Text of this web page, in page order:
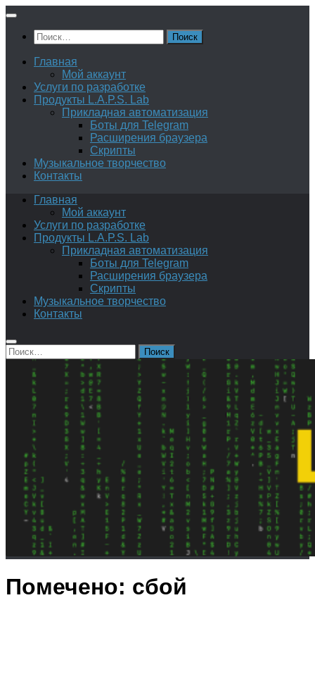
Перейти
содержимому
Найти:
Главная
Мой аккаунт
Услуги по разработке
Продукты L.A.P.S. Lab
Прикладная автоматизация
Боты для Telegram
Расширения браузера
Скрипты
Музыкальное творчество
Контакты
Главная
Мой аккаунт
Услуги по разработке
Продукты L.A.P.S. Lab
Прикладная автоматизация
Боты для Telegram
Расширения браузера
Скрипты
Музыкальное творчество
Контакты
Найти:
Помечено: сбой